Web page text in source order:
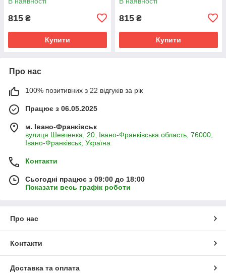
815 ₴
Купити
815 ₴
Купити
Про нас
100% позитивних з 22 відгуків за рік
Працює з 06.05.2025
м. Івано-Франківськ
вулиця Шевченка, 20, Івано-Франківська область, 76000,
Івано-Франківськ, Україна
Контакти
Сьогодні працює з 09:00 до 18:00
Показати весь графік роботи
Про нас
Контакти
Доставка та оплата